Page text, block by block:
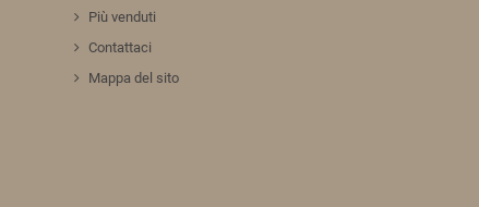
Più venduti
Contattaci
Mappa del sito